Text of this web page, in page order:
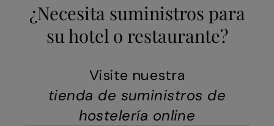
¿Necesita suministros para
su hotel o restaurante?
Visite nuestra
tienda de suministros de
hostelería online